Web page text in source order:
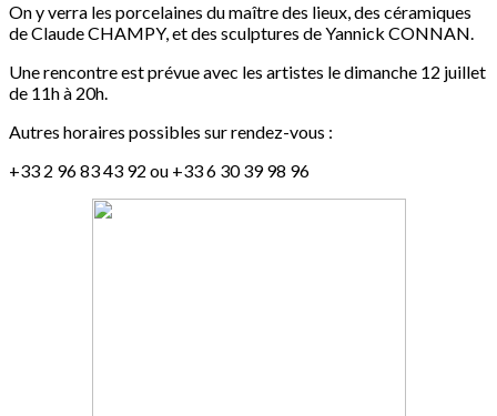
On y verra les porcelaines du maître des lieux, des céramiques
de Claude CHAMPY, et des sculptures de Yannick CONNAN.
Une rencontre est prévue avec les artistes le dimanche 12 juillet
de 11h à 20h.
Autres horaires possibles sur rendez-vous :
+33 2 96 83 43 92 ou +33 6 30 39 98 96